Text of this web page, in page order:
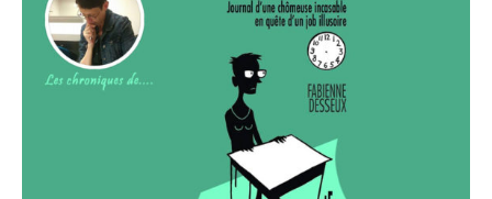
sans-
voix